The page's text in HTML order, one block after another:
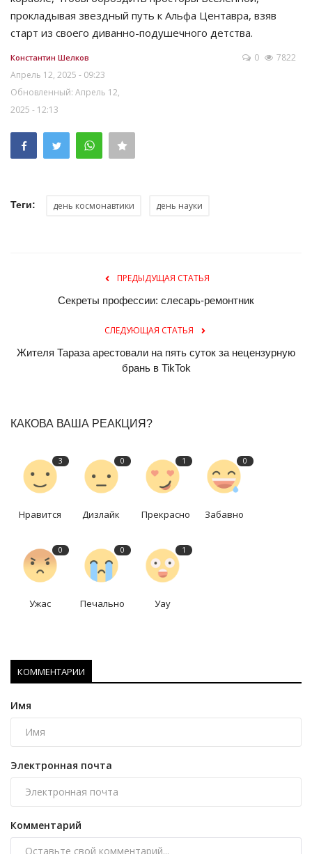
прокладывая звездный путь к Альфа Центавра, взяв
старт из своего диванно-подушечного детства.
Константин Шелков
Апрель 12, 2025 - 09:23
Обновленный: Апрель 12,
2025 - 12:13
0 7822
Теги: день космонавтики день науки
ПРЕДЫДУЩАЯ СТАТЬЯ
Секреты профессии: слесарь-ремонтник
СЛЕДУЮЩАЯ СТАТЬЯ
Жителя Тараза арестовали на пять суток за нецензурную
брань в TikTok
КАКОВА ВАША РЕАКЦИЯ?
3
Нравится
0
Дизлайк
1
Прекрасно
0
Забавно
0
Ужас
0
Печально
1
Уау
КОММЕНТАРИИ
Имя
Электронная почта
Комментарий